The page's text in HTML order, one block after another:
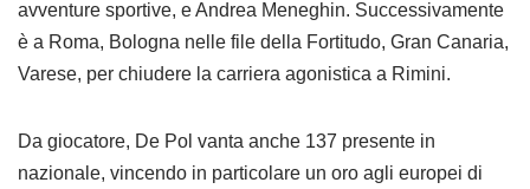
avventure sportive, e Andrea Meneghin. Successivamente
è a Roma, Bologna nelle file della Fortitudo, Gran Canaria,
Varese, per chiudere la carriera agonistica a Rimini.
Da giocatore, De Pol vanta anche 137 presente in
nazionale, vincendo in particolare un oro agli europei di